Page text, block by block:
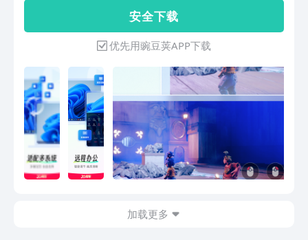
运维、售后 / 技术支持、游戏玩家、设计
师、自由职业与商务人士的不二选择。
向日葵远程控制基于用户实际的安全需
求，以被控安全为核心，打造远程控制
“全流程安全闭环”，涵盖：事前安全防
范、事中安全保护、事后安全追溯，让被
控设备处于主导地位，全面保障远控安
全，同时兼容RDP协议的安全认证机制，
进一步强化远程连接的安全性。 -----主要
功能----- 1、远程桌面：可远程控制异地
电脑桌面，支持无人值守，打破空间限
无卡顿、无延迟。内置隐私屏防窥模式，
安 全 下 载
优先用豌豆荚APP下载
加载更多